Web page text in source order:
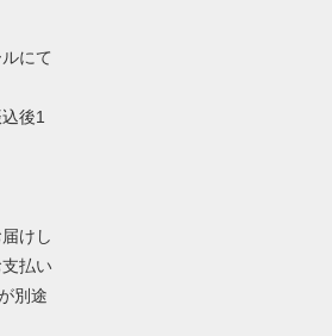
にて
後1
けし
払い
別途